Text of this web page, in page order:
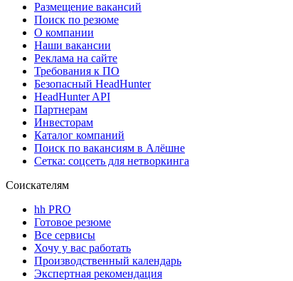
Размещение вакансий
Поиск по резюме
О компании
Наши вакансии
Реклама на сайте
Требования к ПО
Безопасный HeadHunter
HeadHunter API
Партнерам
Инвесторам
Каталог компаний
Поиск по вакансиям в Алёшне
Сетка: соцсеть для нетворкинга
Соискателям
hh PRO
Готовое резюме
Все сервисы
Хочу у вас работать
Производственный календарь
Экспертная рекомендация